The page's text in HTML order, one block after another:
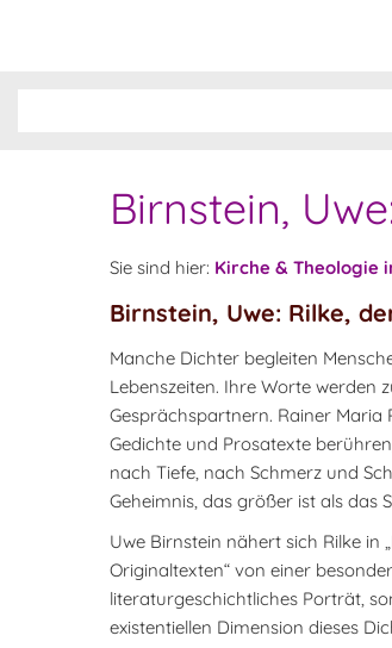
Birnstein,
Sie sind hier: Kirche & Theologie
Birnstein, Uwe: Rilke,
Manche Dichter begleiten
Lebenszeiten. Ihre Worte werden
Gesprächspartnern. Rainer Maria
Gedichte und Prosatexte
nach Tiefe, nach Schmerz und
Geheimnis, das größer ist als das
Uwe Birnstein nähert sich Rilke in
Originaltexten“ von einer
literaturgeschichtliches Porträt,
existentiellen Dimension dieses